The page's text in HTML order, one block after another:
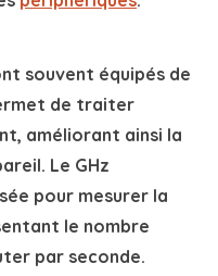
souvent équipés de
de traiter
améliorant ainsi la
Le GHz
pour mesurer la
le nombre
par seconde.